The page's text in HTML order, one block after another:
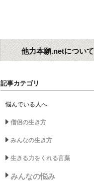
他力本願.netについて
記事カテゴリ
悩んでいる人へ
僧侶の生き方
みんなの生き方
生きる力をくれる言葉
みんなの悩み